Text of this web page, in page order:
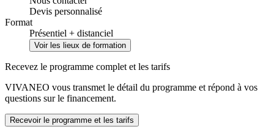
Devis personnalisé
Format
Présentiel + distanciel
Voir les lieux de formation
Recevez le programme complet et les tarifs
VIVANEO vous transmet le détail du programme et répond à vos
questions sur le financement.
Recevoir le programme et les tarifs